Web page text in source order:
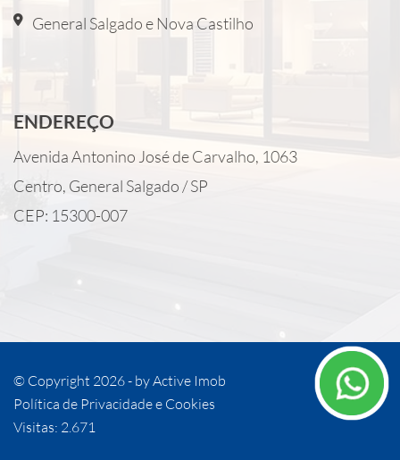
General Salgado e Nova Castilho
ENDEREÇO
Avenida Antonino José de Carvalho, 1063
Centro, General Salgado / SP
CEP: 15300-007
© Copyright 2026 - byActive Imob
Política de Privacidade e Cookies
Visitas: 2.671